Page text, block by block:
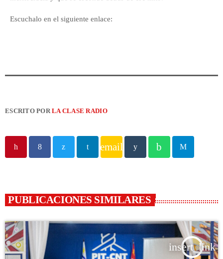
Escuchalo en el siguiente enlace:
ESCRITO PORLA CLASE RADIO
email
PUBLICACIONES SIMILARES
insert_link